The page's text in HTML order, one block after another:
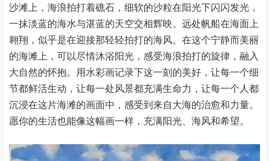
沙滩上，海浪拍打着礁石，细软的沙粒在阳光下闪闪发光，
一抹淡蓝的海水与湛蓝的天空交相辉映。远处帆船在海面上
翱翔，似乎是在迎接那轻轻拍打的海风。在这个宁静而美丽
的海滩上，可以尽情沐浴阳光，感受海浪拍打的旋律，融入
大自然的怀抱。用水彩画记录下这一刻的美好，让每一个细
节都鲜活生动，让每一处风景都充满生命力，让每一个人都
沉浸在这片海滩的画面中，感受到来自大海的治愈和力量。
愿你的生活也能像这幅画一样，充满阳光、海风和希望。